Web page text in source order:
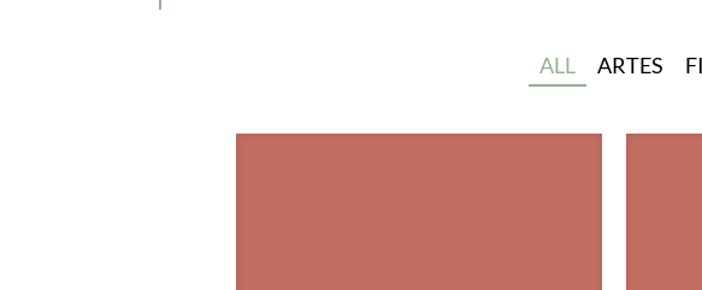
ALL ARTES